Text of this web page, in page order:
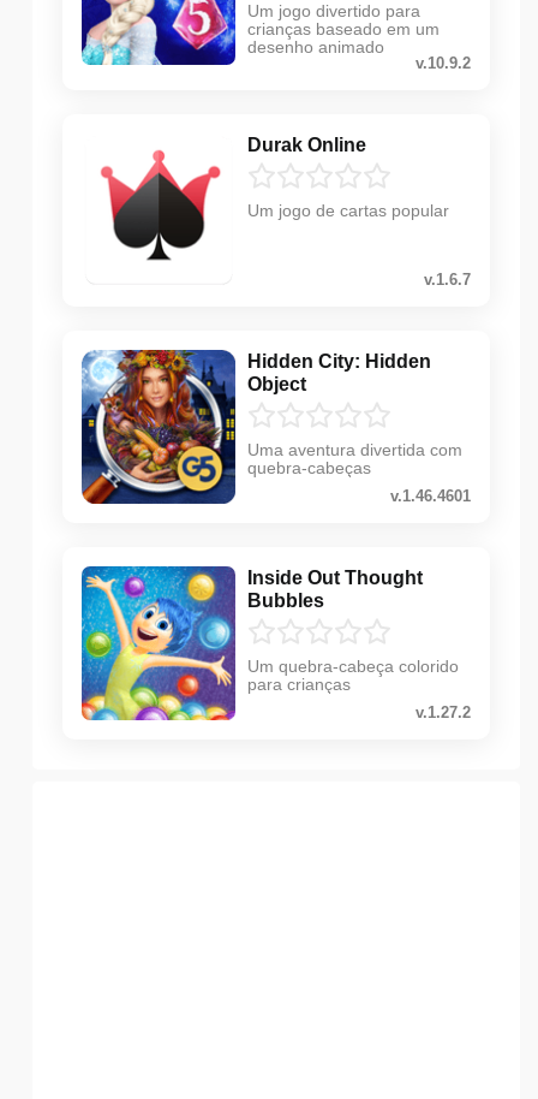
Um jogo divertido para
crianças baseado em um
desenho animado
v.10.9.2
Durak Online
Um jogo de cartas popular
v.1.6.7
Hidden City: Hidden
Object
Uma aventura divertida com
quebra-cabeças
v.1.46.4601
Inside Out Thought
Bubbles
Um quebra-cabeça colorido
para crianças
v.1.27.2